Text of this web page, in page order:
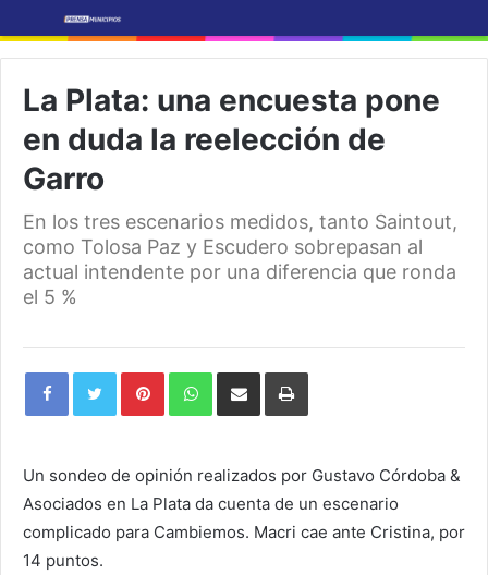
La Plata: una encuesta pone
en duda la reelección de
Garro
En los tres escenarios medidos, tanto Saintout,
como Tolosa Paz y Escudero sobrepasan al
actual intendente por una diferencia que ronda
el 5 %
PinterestWhatsAppShare
Email
Print
Un sondeo de opinión realizados por Gustavo Córdoba &
Asociados en La Plata da cuenta de un escenario
complicado para Cambiemos. Macri cae ante Cristina, por
14 puntos.